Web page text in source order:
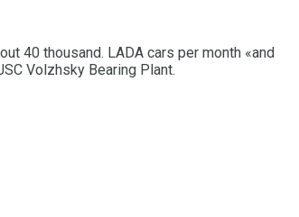
40 thousand. LADA cars per month «and
Volzhsky Bearing Plant.